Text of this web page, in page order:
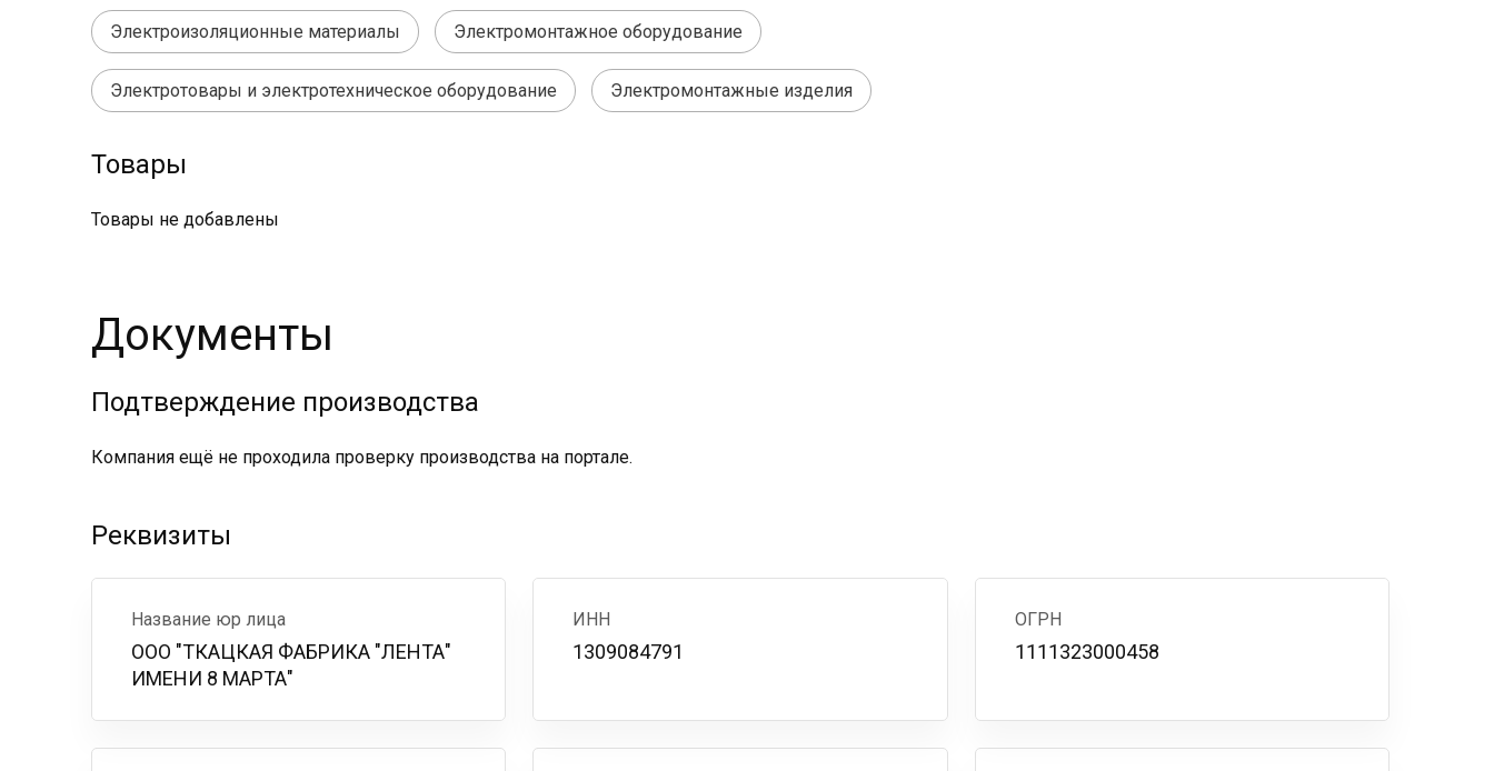
Электроизоляционные материалы Электромонтажное оборудование
Электротовары и электротехническое оборудование Электромонтажные изделия
Товары
Товары не добавлены
Документы
Подтверждение производства
Компания ещё не проходила проверку производства на портале.
Реквизиты
Название юр лица
ООО "ТКАЦКАЯ ФАБРИКА "ЛЕНТА"
ИМЕНИ 8 МАРТА"
ИНН
1309084791
ОГРН
1111323000458